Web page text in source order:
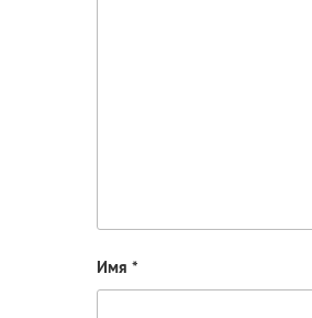
Имя*